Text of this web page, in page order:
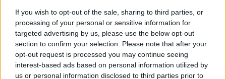
If you wish to opt-out of the sale, sharing to third parties, or
processing of your personal or sensitive information for
targeted advertising by us, please use the below opt-out
section to confirm your selection. Please note that after your
opt-out request is processed you may continue seeing
interest-based ads based on personal information utilized by
us or personal information disclosed to third parties prior to
comprometta la parte restante della stagione.
AUTORE
Ilaria Mauri